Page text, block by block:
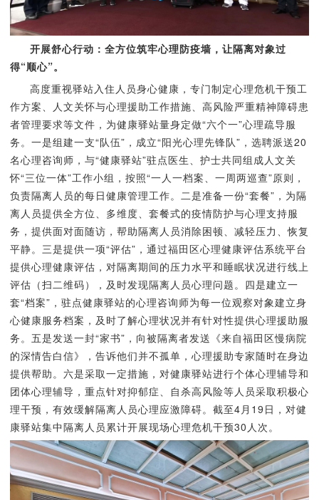
开展舒心行动：全方位筑牢心理防疫墙，让隔离对象过
得“顺心”。
高度重视驿站入住人员身心健康，专门制定心理危机干预工
作方案、人文关怀与心理援助工作措施、高风险严重精神障碍患
者管理要求等文件，为健康驿站量身定做“六个一”心理疏导服
务。一是组建一支“队伍”，成立“阳光心理先锋队”，选聘派送20
名心理咨询师，与“健康驿站”驻点医生、护士共同组成人文关
怀“三位一体”工作小组，按照“一人一档案、一周两巡查”原则，
负责隔离人员的每日健康管理工作。二是准备一份“套餐”，为隔
离人员提供全方位、多维度、套餐式的疫情防护与心理支持服
务，提供面对面随访，帮助隔离人员消除困顿、减轻压力、恢复
平静。三是提供一项“评估”，通过福田区心理健康评估系统平台
提供心理健康评估，对隔离期间的压力水平和睡眠状况进行线上
评估（扫二维码），及时发现隔离人员心理问题。四是建立一
套“档案”，驻点健康驿站的心理咨询师为每一位观察对象建立身
心健康服务档案，及时了解心理状况并有针对性提供心理援助服
务。五是发送一封“家书”，向被隔离者发送《来自福田区慢病院
的深情告白信》，告诉他们并不孤单，心理援助专家随时在身边
提供帮助。六是采取一定措施，对健康驿站进行个体心理辅导和
团体心理辅导，重点针对抑郁症、自杀高风险等人员采取积极心
理干预，有效缓解隔离人员心理应激障碍。截至4月19日，对健
康驿站集中隔离人员累计开展现场心理危机干预30人次。